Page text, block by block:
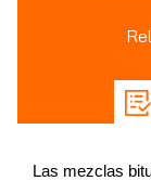
Las mezclas